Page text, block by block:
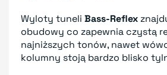
Wyloty tuneli Bass-Reflex
obudowy co zapewnia czystą
najniższych tonów, nawet
kolumny stoją bardzo blisko